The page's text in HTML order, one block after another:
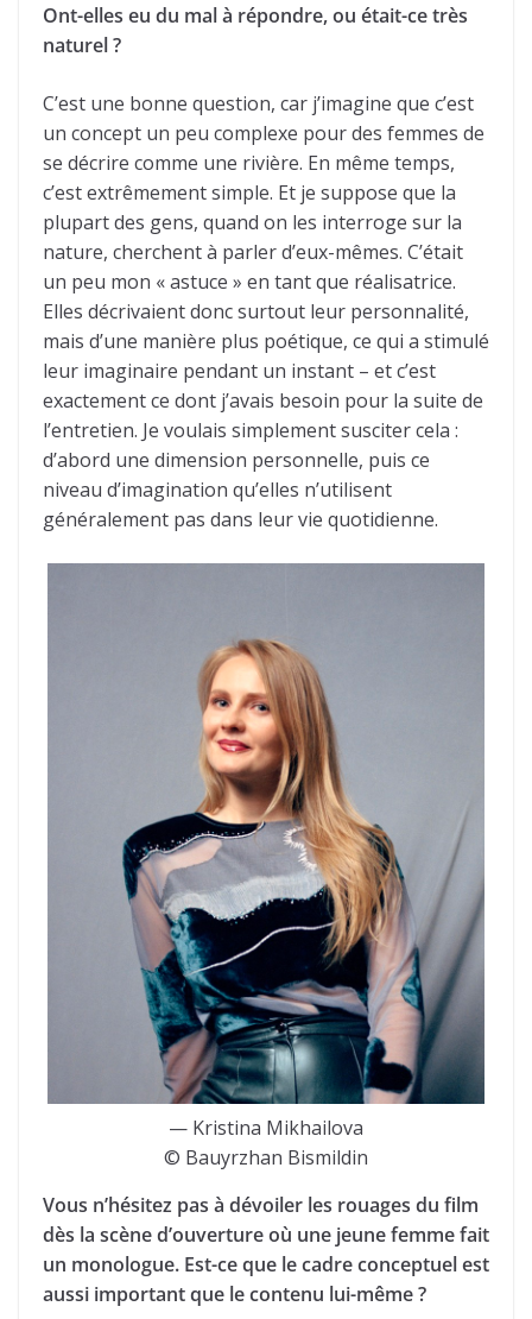
Ont-elles eu du mal à répondre, ou était-ce très
naturel ?
C’est une bonne question, car j’imagine que c’est
un concept un peu complexe pour des femmes de
se décrire comme une rivière. En même temps,
c’est extrêmement simple. Et je suppose que la
plupart des gens, quand on les interroge sur la
nature, cherchent à parler d’eux-mêmes. C’était
un peu mon « astuce » en tant que réalisatrice.
Elles décrivaient donc surtout leur personnalité,
mais d’une manière plus poétique, ce qui a stimulé
leur imaginaire pendant un instant – et c’est
exactement ce dont j’avais besoin pour la suite de
l’entretien. Je voulais simplement susciter cela :
d’abord une dimension personnelle, puis ce
niveau d’imagination qu’elles n’utilisent
généralement pas dans leur vie quotidienne.
— Kristina Mikhailova
© Bauyrzhan Bismildin
Vous n’hésitez pas à dévoiler les rouages du film
dès la scène d’ouverture où une jeune femme fait
un monologue. Est-ce que le cadre conceptuel est
aussi important que le contenu lui-même ?